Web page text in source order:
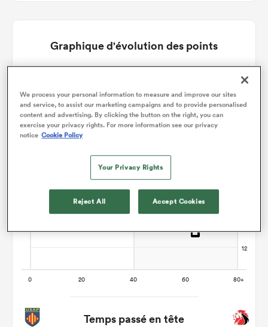
Graphique d'évolution des points
Temps passé en tête
We process your personal information to measure and improve our sites
and service, to assist our marketing campaigns and to provide personalised
content and advertising. By clicking the button on the right, you can
exercise your privacy rights. For more information see our privacy
notice Cookie Policy
Your Privacy Rights
Reject All Accept Cookies